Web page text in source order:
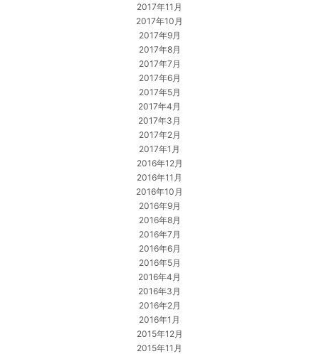
2017年11月
2017年10月
2017年9月
2017年8月
2017年7月
2017年6月
2017年5月
2017年4月
2017年3月
2017年2月
2017年1月
2016年12月
2016年11月
2016年10月
2016年9月
2016年8月
2016年7月
2016年6月
2016年5月
2016年4月
2016年3月
2016年2月
2016年1月
2015年12月
2015年11月